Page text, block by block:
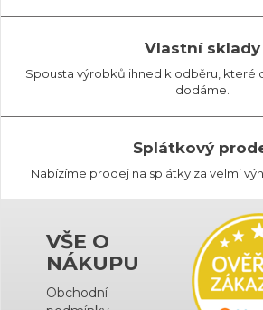
Vlastní sklady
Spousta výrobků ihned k odběru, které
dodáme.
Splátkový
Nabízíme prodej na splátky za velmi
VŠE O
NÁKUPU
Obchodní